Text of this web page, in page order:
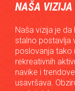
NAŠA VIZIJA
Naša vizija je
stalno postavlja
poslovanja tako
rekreativnih
navike i
usavršava.